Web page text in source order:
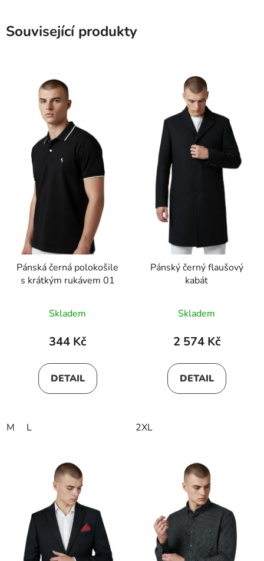
Související produkty
Pánská černá polokošile
s krátkým rukávem 01
Skladem
344 Kč
DETAIL
M L
Pánský černý flaušový
kabát
Skladem
2 574 Kč
DETAIL
2XL